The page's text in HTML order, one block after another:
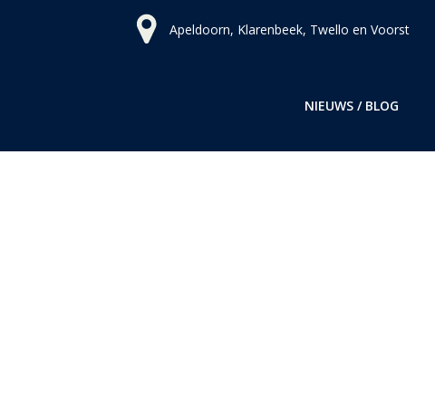
Apeldoorn, Klarenbeek, Twello en Voorst
NIEUWS / BLOG